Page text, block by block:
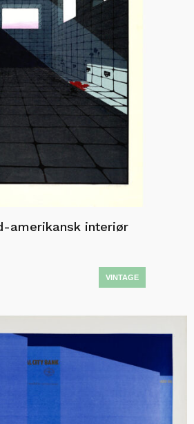
amerikansk interiør